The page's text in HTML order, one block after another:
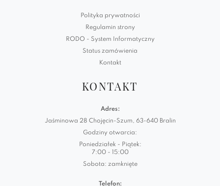
Polityka prywatności
Regulamin strony
RODO - System Informatyczny
Status zamówienia
Kontakt
KONTAKT
Adres:
Jaśminowa 28 Chojęcin-Szum, 63-640 Bralin
Godziny otwarcia:
Poniedziałek - Piątek:
7:00 - 15:00
Sobota: zamknięte
Telefon: